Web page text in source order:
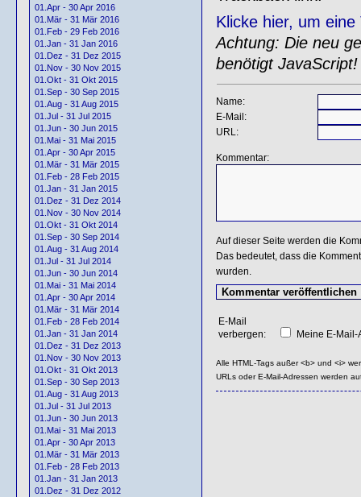
01.Apr - 30 Apr 2016
01.Mär - 31 Mär 2016
01.Feb - 29 Feb 2016
01.Jan - 31 Jan 2016
01.Dez - 31 Dez 2015
01.Nov - 30 Nov 2015
01.Okt - 31 Okt 2015
01.Sep - 30 Sep 2015
01.Aug - 31 Aug 2015
01.Jul - 31 Jul 2015
01.Jun - 30 Jun 2015
01.Mai - 31 Mai 2015
01.Apr - 30 Apr 2015
01.Mär - 31 Mär 2015
01.Feb - 28 Feb 2015
01.Jan - 31 Jan 2015
01.Dez - 31 Dez 2014
01.Nov - 30 Nov 2014
01.Okt - 31 Okt 2014
01.Sep - 30 Sep 2014
01.Aug - 31 Aug 2014
01.Jul - 31 Jul 2014
01.Jun - 30 Jun 2014
01.Mai - 31 Mai 2014
01.Apr - 30 Apr 2014
01.Mär - 31 Mär 2014
01.Feb - 28 Feb 2014
01.Jan - 31 Jan 2014
01.Dez - 31 Dez 2013
01.Nov - 30 Nov 2013
01.Okt - 31 Okt 2013
01.Sep - 30 Sep 2013
01.Aug - 31 Aug 2013
01.Jul - 31 Jul 2013
01.Jun - 30 Jun 2013
01.Mai - 31 Mai 2013
01.Apr - 30 Apr 2013
01.Mär - 31 Mär 2013
01.Feb - 28 Feb 2013
01.Jan - 31 Jan 2013
01.Dez - 31 Dez 2012
Klicke hier, um
Achtung: Die neu
benötigt JavaScript!
Name:
E-Mail:
URL:
Kommentar:
Auf dieser Seite werden die
Das bedeutet, dass die
wurden.
E-Mail
verbergen:
Meine E-
Alle HTML-Tags außer <b> und <i>
URLs oder E-Mail-Adressen werden